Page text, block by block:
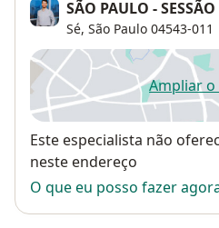
SÃO PAULO -
Sé, São Paulo 04543-011
Ampliar o
Disponibilidade
Este especialista não
neste endereço
O que eu posso fazer